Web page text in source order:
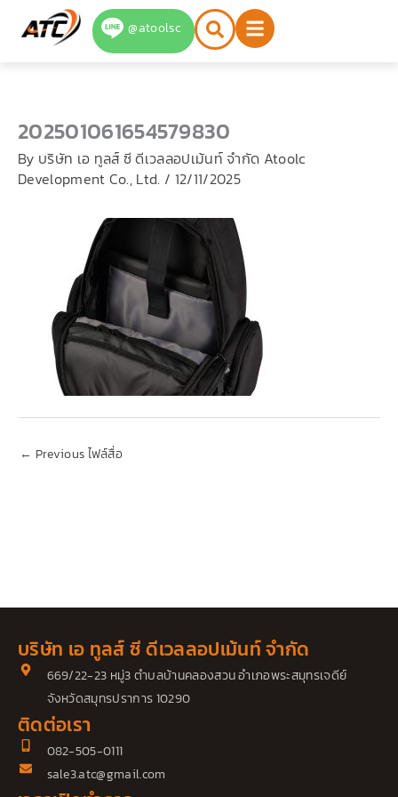
@atoolsc
202501061654579830
By บริษัท เอ ทูลส์ ซี ดีเวลลอปเม้นท์ จำกัด Atoolc
Development Co., Ltd. / 12/11/2025
← Previous ไฟล์สื่อ
บริษัท เอ ทูลส์ ซี ดีเวลลอปเม้นท์ จำกัด
669/22-23 หมู่3 ตำบลบ้านคลองสวน อำเภอพระสมุทรเจดีย์
จังหวัดสมุทรปราการ 10290
ติดต่อเรา
082-505-0111
sale3.atc@gmail.com